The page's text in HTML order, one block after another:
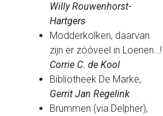
Willy Rouwenhorst-
Hartgers
Modderkolken, daarvan
zijn er zóóveel in Loenen…!
Corrie C. de Kool
Bibliotheek De Marke,
Gerrit JanRegelink
Brummen (via Delpher),